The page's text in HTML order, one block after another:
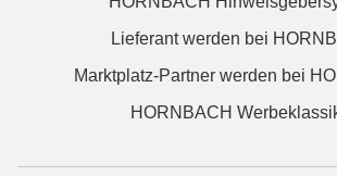
Lieferant werden bei
Marktplatz-Partner werden bei
HORNBACH